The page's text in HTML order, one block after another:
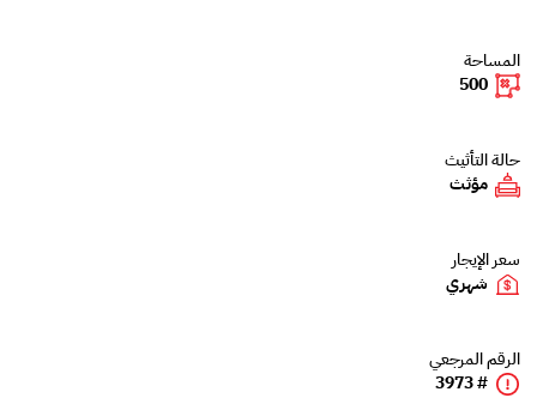
المساحة
500
حالة التأثيث
مؤثث
سعر الإيجار
شهري
الرقم المرجعي
# 3973